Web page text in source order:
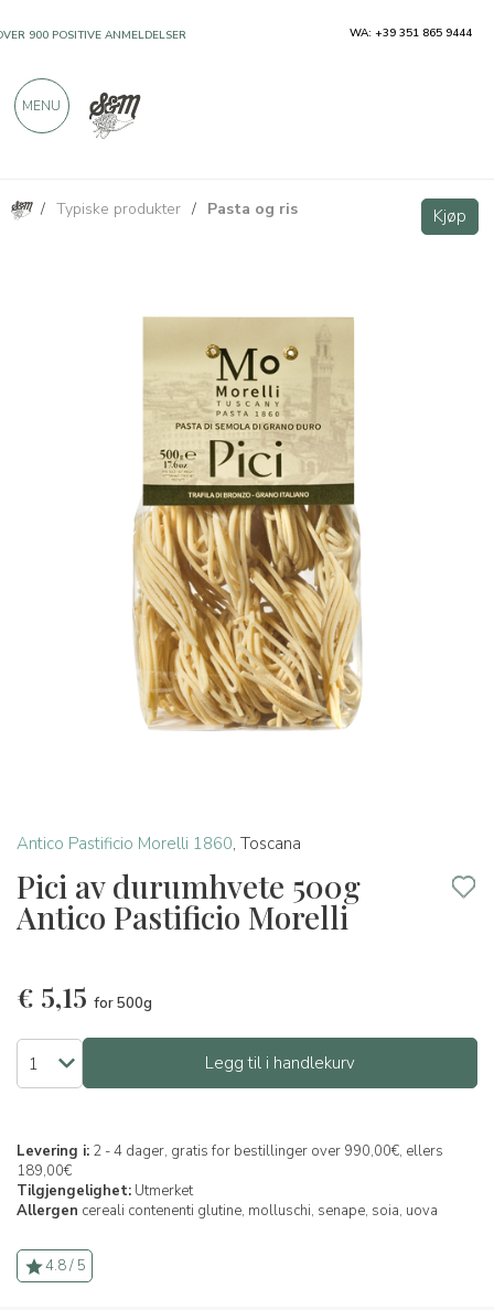
/ Typiske produkter / Pasta og ris Kjøp
Antico Pastificio Morelli 1860, Toscana
Pici av durumhvete 500g
Antico Pastificio Morelli
€ 5,15 for 500g
Legg til i handlekurv
Levering i: 2 - 4 dager, gratis for bestillinger over 990,00€, ellers
189,00€
Tilgjengelighet: Utmerket
Allergen cereali contenenti glutine, molluschi, senape, soia, uova
4.8 / 5
Pici av durumhvete 500g Antico Pastificio Morelli Kjøp
900 POSITIVE ANMELDELSER WA: +39 351 865 9444
MENU